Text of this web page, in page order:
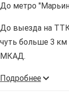
До метро
До выезда на
чуть больше 3 км
МКАД.
Подробнее